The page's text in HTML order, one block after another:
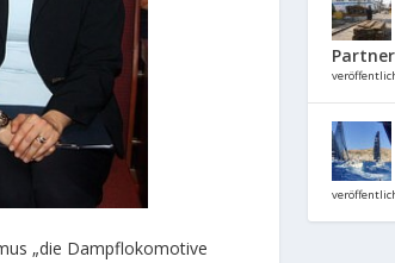
„die Dampflokomotive